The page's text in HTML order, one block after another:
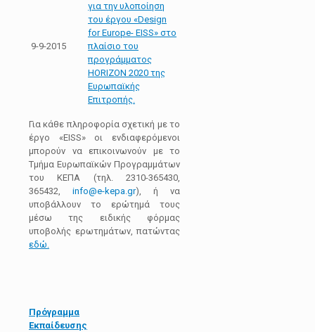
9-9-2015
για την υλοποίηση
του έργου «Design
for Europe- EISS» στο
πλαίσιο του
προγράμματος
ΗΟRΙΖΟΝ 2020 της
Ευρωπαϊκής
Επιτροπής.
Για κάθε πληροφορία σχετική με το
έργο «ΕISS» οι ενδιαφερόμενοι
μπορούν να επικοινωνούν με το
Τμήμα Ευρωπαϊκών Προγραμμάτων
του ΚΕΠΑ (τηλ. 2310-365430,
365432,info@e-kepa.gr), ή να
υποβάλλουν το ερώτημά τους
μέσω της ειδικής φόρμας
υποβολής ερωτημάτων, πατώντας
εδώ.
Πρόγραμμα
Εκπαίδευσης